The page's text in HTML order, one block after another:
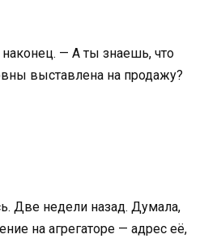
— А ты знаешь, что
выставлена на продажу?
Две недели назад. Думала,
на агрегаторе — адрес её,